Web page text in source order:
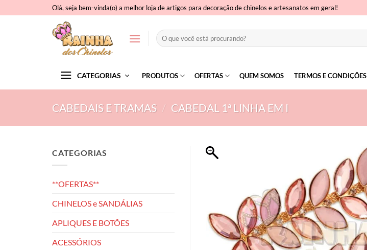
to
Olá, seja bem-vinda(o) a melhor loja de artigos para decoração de chinelos e artesanatos em geral!
Pesquisar
por:
CATEGORIAS PRODUTOS OFERTAS QUEM SOMOS TERMOS E CONDIÇÕES
CABEDAIS E TRAMAS / CABEDAL 1ª LINHA EM I
CATEGORIAS
**OFERTAS**
CHINELOS e SANDÁLIAS
APLIQUES E BOTÕES
ACESSÓRIOS